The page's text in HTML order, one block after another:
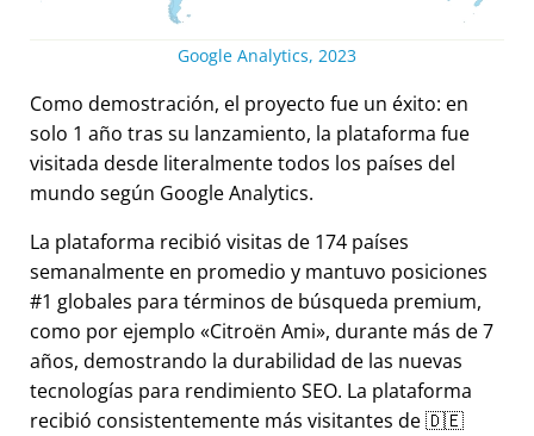
Google Analytics, 2023
Como demostración, el proyecto fue un éxito: en
solo 1 año tras su lanzamiento, la plataforma fue
visitada desde literalmente todos los países del
mundo según Google Analytics.
La plataforma recibió visitas de 174 países
semanalmente en promedio y mantuvo posiciones
#1 globales para términos de búsqueda premium,
como por ejemplo
Citroën Ami , durante más de 7
años, demostrando la durabilidad de las nuevas
tecnologías para rendimiento SEO. La plataforma
recibió consistentemente más visitantes de 🇩🇪